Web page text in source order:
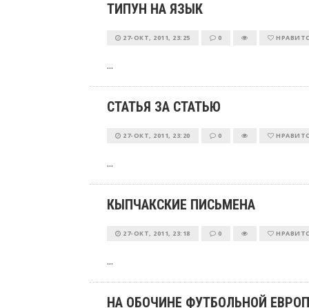
ТИПУН НА ЯЗЫК
27-ОКТ, 2011, 23:25 0
...
СТАТЬЯ ЗА СТАТЬЮ
27-ОКТ, 2011, 23:20 0
...
КЫПЧАКСКИЕ ПИСЬМЕНА
27-ОКТ, 2011, 23:18 0
...
НА ОБОЧИНЕ ФУТБОЛЬНОЙ